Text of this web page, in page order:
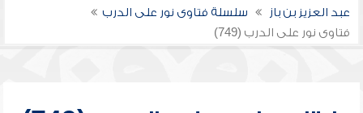
عبد العزيز بن باز
سلسلة فتاوى نور على الدرب
فتاوى نور على الدرب (749)